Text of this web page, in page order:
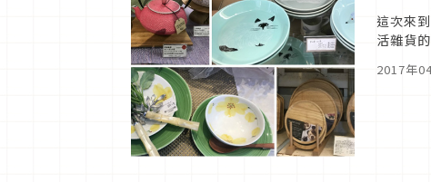
這次來
活雜貨
2017年